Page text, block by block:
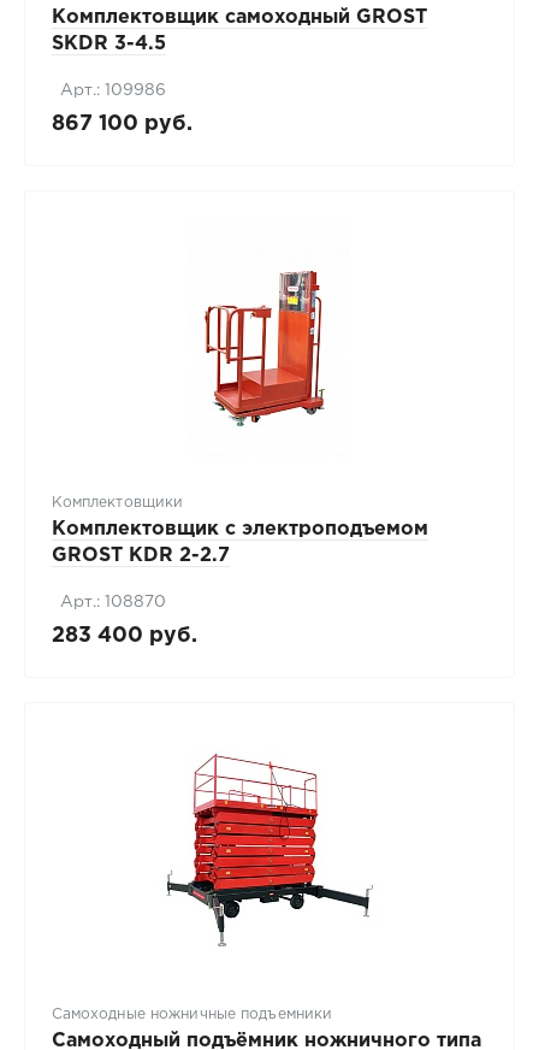
Комплектовщик самоходный GROST
SKDR 3-4.5
Арт.: 109986
867 100 руб.
Комплектовщики
Комплектовщик с электроподъемом
GROST KDR 2-2.7
Арт.: 108870
283 400 руб.
Самоходные ножничные подъемники
Самоходный подъёмник ножничного типа